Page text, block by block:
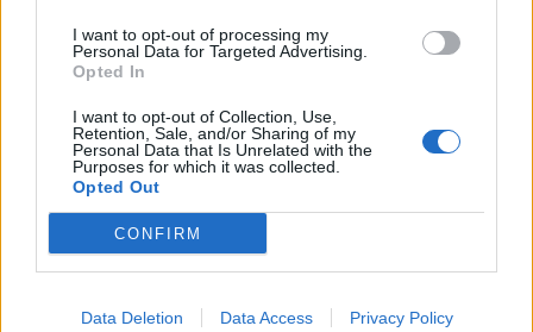
I want to opt-out of processing my
Personal Data for Targeted Advertising.
Opted In
I want to opt-out of Collection, Use,
Retention, Sale, and/or Sharing of my
Personal Data that Is Unrelated with the
Purposes for which it was collected.
Opted Out
CONFIRM
Data Deletion Data Access Privacy Policy